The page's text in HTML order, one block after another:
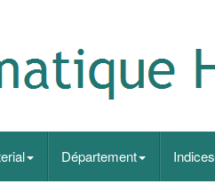
Département Indices